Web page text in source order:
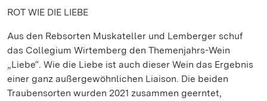
ROT WIE DIE LIEBE
Aus den Rebsorten Muskateller und Lemberger schuf
das Collegium Wirtemberg den Themenjahrs-Wein
„Liebe“. Wie die Liebe ist auch dieser Wein das Ergebnis
einer ganz außergewöhnlichen Liaison. Die beiden
Traubensorten wurden 2021 zusammen geerntet,